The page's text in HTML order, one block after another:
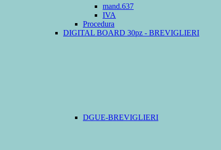
mand.637
IVA
Procedura
DIGITAL BOARD 30pz - BREVIGLIERI
DGUE-BREVIGLIERI